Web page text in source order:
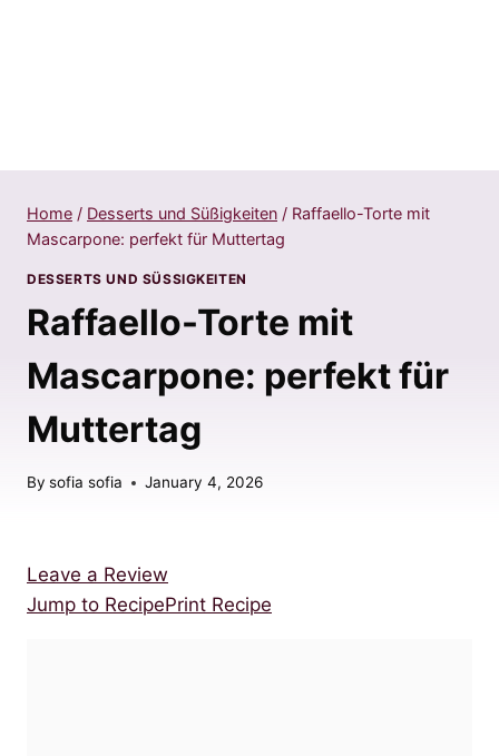
Home / Desserts und Süßigkeiten / Raffaello-Torte mit
Mascarpone: perfekt für Muttertag
DESSERTS UND SÜSSIGKEITEN
Raffaello-Torte mit
Mascarpone: perfekt für
Muttertag
By sofia sofia January 4, 2026
Jump to RecipePrint Recipe
Leave a Review